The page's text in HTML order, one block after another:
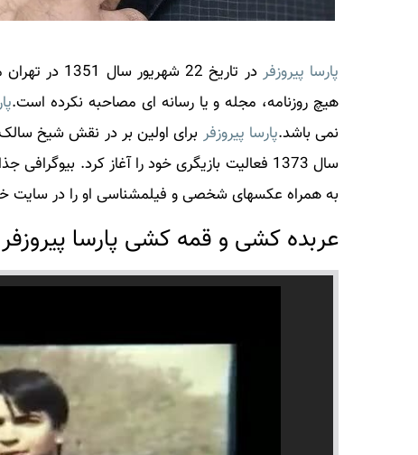
پارسا پیروزفر در تاریخ 22 شهریور سال 1351 در تهران متولد شد.
هیچ روزنامه، مجله و یا رسانه ای مصاحبه نکرده است.
نمی باشد.پارسا پیروزفر برای اولین بر در نقش شیخ
سال 1373 فعالیت بازیگری خود را آغاز کرد. بیوگرافی جذاب و خواندنی
به همراه عکسهای شخصی و فیلمشناسی او را در سایت
عربده کشی و قمه کشی پارسا